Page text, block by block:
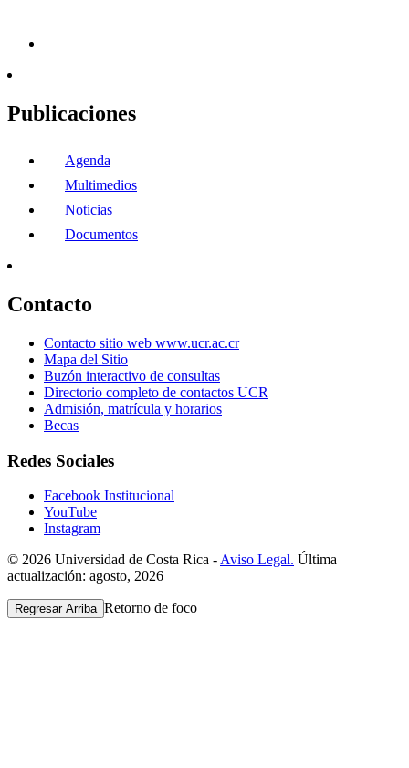
Publicaciones
Agenda
Multimedios
Noticias
Documentos
Contacto
Contacto sitio web www.ucr.ac.cr
Mapa del Sitio
Buzón interactivo de consultas
Directorio completo de contactos UCR
Admisión, matrícula y horarios
Becas
Redes Sociales
Facebook Institucional
YouTube
Instagram
© 2026 Universidad de Costa Rica - Aviso Legal. Última
actualización: agosto, 2026
Regresar Arriba Retorno de foco